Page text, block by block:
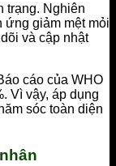
trạng. Nghiên
giảm mệt mỏi
và cập nhật
cáo của WHO
Vì vậy, áp dụng
sóc toàn diện